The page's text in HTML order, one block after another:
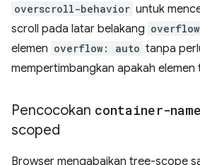
overscroll-behavior untuk
scroll pada latar belakang
elemen overflow: auto tanpa
mempertimbangkan apakah elemen
Pencocokan container-name
scoped
Browser mengabaikan tree-scope